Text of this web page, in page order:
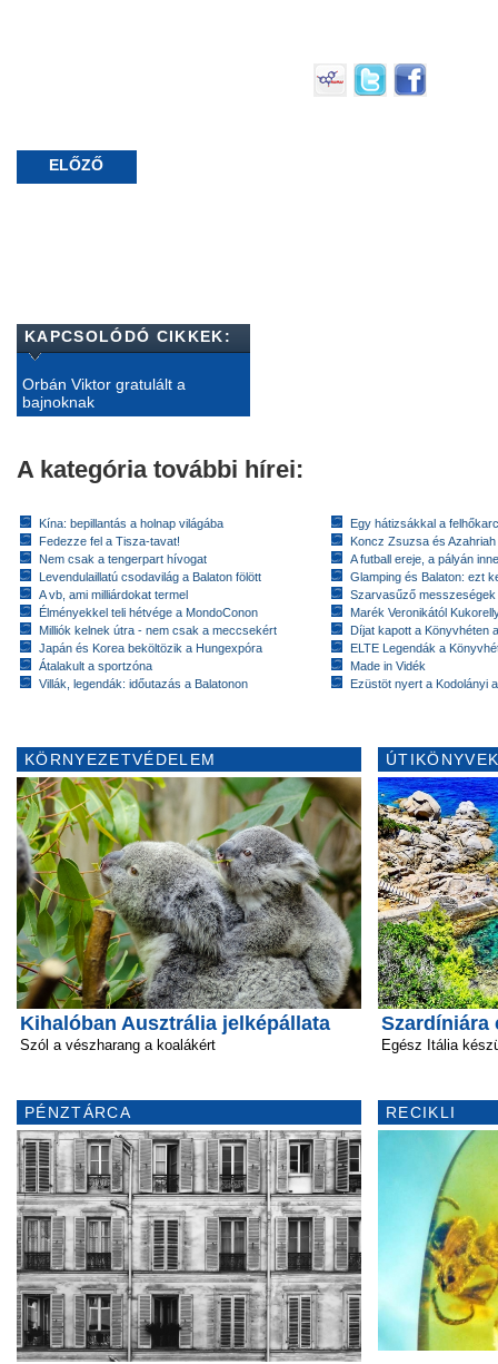
ELŐZŐ
KAPCSOLÓDÓ CIKKEK:
Orbán Viktor gratulált a
bajnoknak
A kategória további hírei:
Kína: bepillantás a holnap világába
Fedezze fel a Tisza-tavat!
Nem csak a tengerpart hívogat
Levendulaillatú csodavilág a Balaton fölött
A vb, ami milliárdokat termel
Élményekkel teli hétvége a MondoConon
Milliók kelnek útra - nem csak a meccsekért
Japán és Korea beköltözik a Hungexpóra
Átalakult a sportzóna
Villák, legendák: időutazás a Balatonon
Egy hátizsákkal a
Koncz Zsuzsa és
A futball ereje, a pályán
Glamping és Balaton: ezt
Szarvasűző messzeségek
Marék Veronikától
Díjat kapott a Könyvhéten
ELTE Legendák a
Made in Vidék
Ezüstöt nyert a Kodolányi
KÖRNYEZETVÉDELEM
Kihalóban Ausztrália jelképállata
Szól a vészharang a koalákért
PÉNZTÁRCA
Szardíniára
Egész Itália
RECIKLI